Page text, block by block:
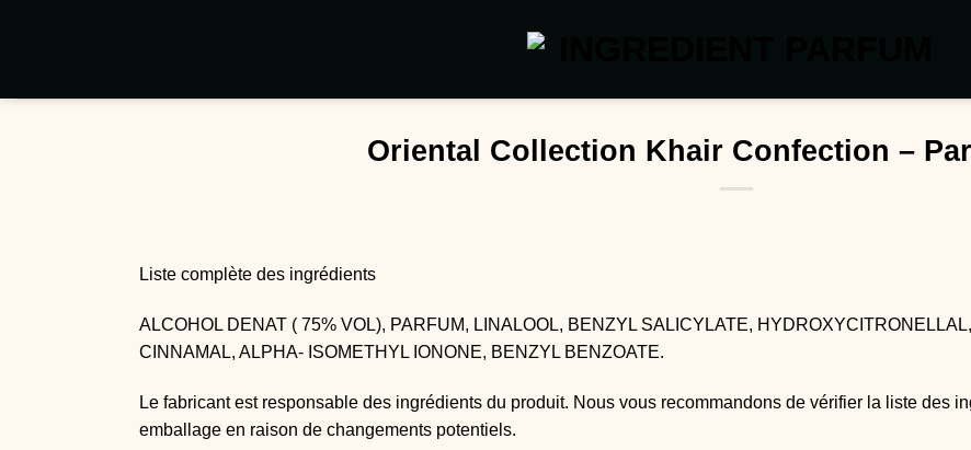
Oriental Collection Khair Confection –
Liste complète des ingrédients
ALCOHOL DENAT ( 75% VOL), PARFUM, LINALOOL, BENZYL SALICYLATE,
CINNAMAL, ALPHA- ISOMETHYL IONONE, BENZYL BENZOATE.
Le fabricant est responsable des ingrédients du produit. Nous vous recommandons de vérifier la liste des
emballage en raison de changements potentiels.